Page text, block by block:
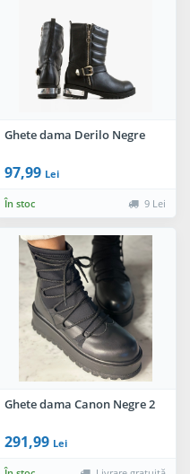
Ghete dama Derilo Negre
97,99 Lei
În stoc 9 Lei
Ghete dama Canon Negre 2
291,99 Lei